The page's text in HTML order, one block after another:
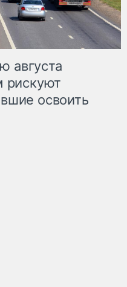
августа
рискуют
освоить